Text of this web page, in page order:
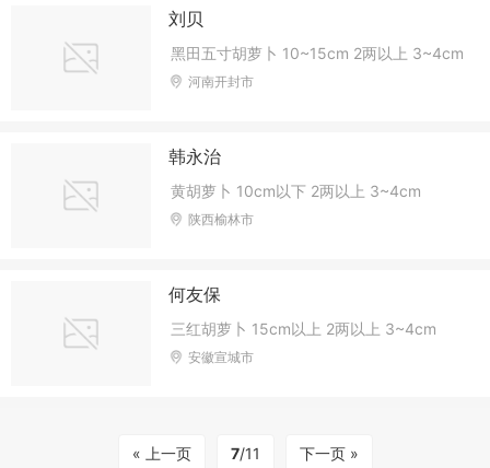
刘贝
黑田五寸胡萝卜 10~15cm 2两以上 3~4cm
河南开封市
韩永治
黄胡萝卜 10cm以下 2两以上 3~4cm
陕西榆林市
何友保
三红胡萝卜 15cm以上 2两以上 3~4cm
安徽宣城市
« 上一页 7/11 下一页 »